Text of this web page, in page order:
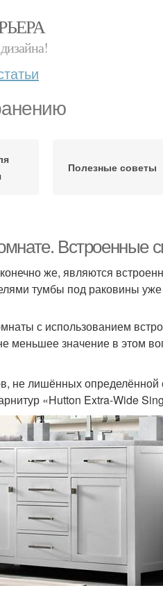
Полезные советы
Встроенные
же, являются
тумбы под раковины
с использованием
меньшее значение в этом
не лишённых
«Hutton Extra-Wide